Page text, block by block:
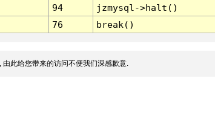
94
jzmysql->halt()
76 break()
此给您带来的访问不便我们深感歉意.